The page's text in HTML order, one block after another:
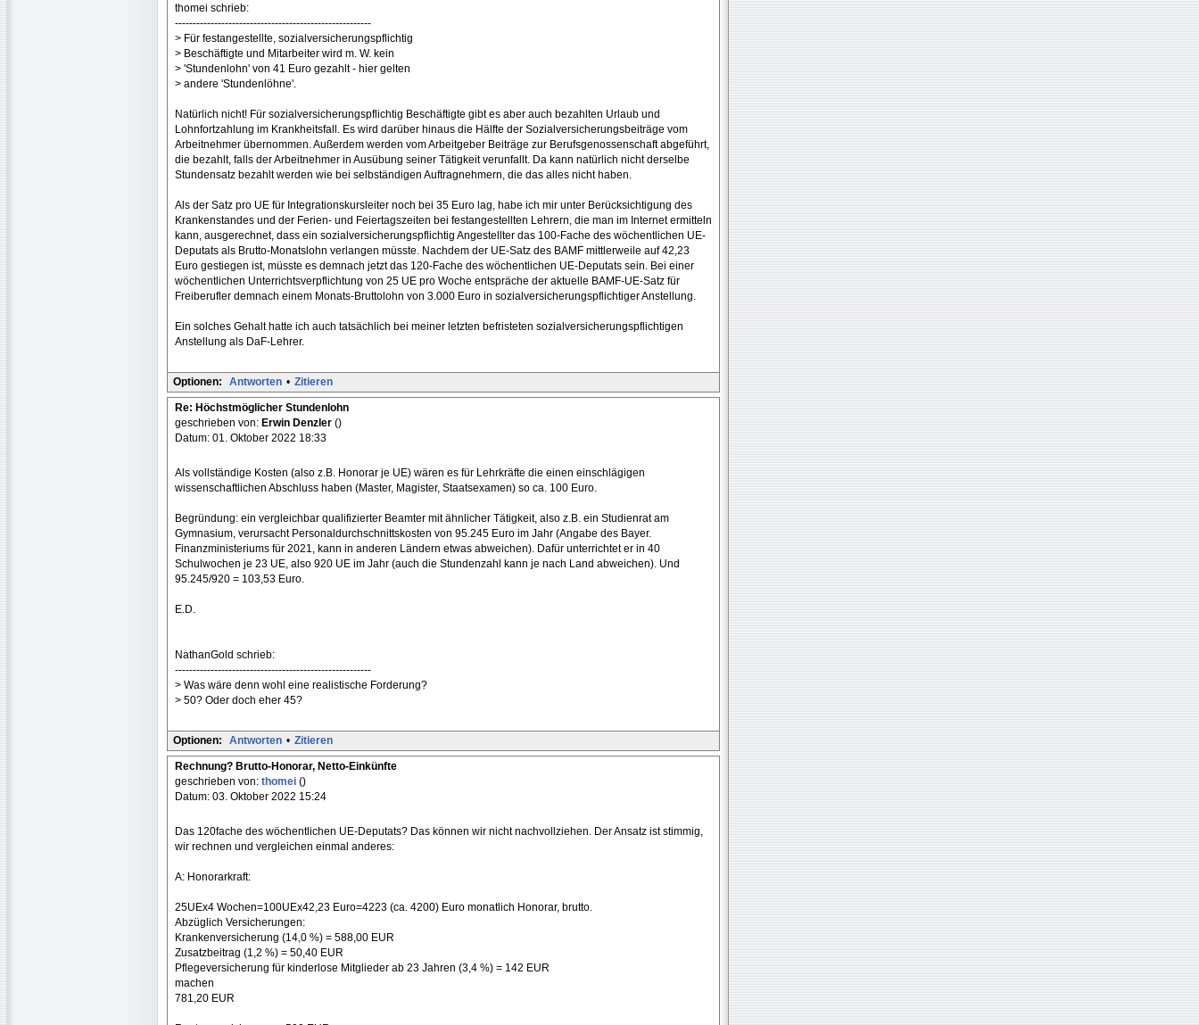
thomei schrieb:
-------------------------------------------------------
> Für festangestellte, sozialversicherungspflichtig
> Beschäftigte und Mitarbeiter wird m. W. kein
> 'Stundenlohn' von 41 Euro gezahlt - hier gelten
> andere 'Stundenlöhne'.
Natürlich nicht! Für sozialversicherungspflichtig Beschäftigte gibt es aber auch bezahlten Urlaub und
Lohnfortzahlung im Krankheitsfall. Es wird darüber hinaus die Hälfte der Sozialversicherungsbeiträge vom
Arbeitnehmer übernommen. Außerdem werden vom Arbeitgeber Beiträge zur Berufsgenossenschaft abgeführt,
die bezahlt, falls der Arbeitnehmer in Ausübung seiner Tätigkeit verunfallt. Da kann natürlich nicht derselbe
Stundensatz bezahlt werden wie bei selbständigen Auftragnehmern, die das alles nicht haben.
Als der Satz pro UE für Integrationskursleiter noch bei 35 Euro lag, habe ich mir unter Berücksichtigung des
Krankenstandes und der Ferien- und Feiertagszeiten bei festangestellten Lehrern, die man im Internet ermitteln
kann, ausgerechnet, dass ein sozialversicherungspflichtig Angestellter das 100-Fache des wöchentlichen UE-
Deputats als Brutto-Monatslohn verlangen müsste. Nachdem der UE-Satz des BAMF mittlerweile auf 42,23
Euro gestiegen ist, müsste es demnach jetzt das 120-Fache des wöchentlichen UE-Deputats sein. Bei einer
wöchentlichen Unterrichtsverpflichtung von 25 UE pro Woche entspräche der aktuelle BAMF-UE-Satz für
Freiberufler demnach einem Monats-Bruttolohn von 3.000 Euro in sozialversicherungspflichtiger Anstellung.
Ein solches Gehalt hatte ich auch tatsächlich bei meiner letzten befristeten sozialversicherungspflichtigen
Anstellung als DaF-Lehrer.
Optionen: Antworten • Zitieren
Re: Höchstmöglicher Stundenlohn
geschrieben von: Erwin Denzler ()
Datum: 01. Oktober 2022 18:33
Als vollständige Kosten (also z.B. Honorar je UE) wären es für Lehrkräfte die einen einschlägigen
wissenschaftlichen Abschluss haben (Master, Magister, Staatsexamen) so ca. 100 Euro.
Begründung: ein vergleichbar qualifizierter Beamter mit ähnlicher Tätigkeit, also z.B. ein Studienrat am
Gymnasium, verursacht Personaldurchschnittskosten von 95.245 Euro im Jahr (Angabe des Bayer.
Finanzministeriums für 2021, kann in anderen Ländern etwas abweichen). Dafür unterrichtet er in 40
Schulwochen je 23 UE, also 920 UE im Jahr (auch die Stundenzahl kann je nach Land abweichen). Und
95.245/920 = 103,53 Euro.
E.D.
NathanGold schrieb:
-------------------------------------------------------
> Was wäre denn wohl eine realistische Forderung?
> 50? Oder doch eher 45?
Optionen: Antworten • Zitieren
Rechnung? Brutto-Honorar, Netto-Einkünfte
geschrieben von: thomei ()
Datum: 03. Oktober 2022 15:24
Das 120fache des wöchentlichen UE-Deputats? Das können wir nicht nachvollziehen. Der Ansatz ist stimmig,
wir rechnen und vergleichen einmal anderes:
A: Honorarkraft:
25UEx4 Wochen=100UEx42,23 Euro=4223 (ca. 4200) Euro monatlich Honorar, brutto.
Abzüglich Versicherungen:
Krankenversicherung (14,0 %) = 588,00 EUR
Zusatzbeitrag (1,2 %) = 50,40 EUR
Pflegeversicherung für kinderlose Mitglieder ab 23 Jahren (3,4 %) = 142 EUR
machen
781,20 EUR